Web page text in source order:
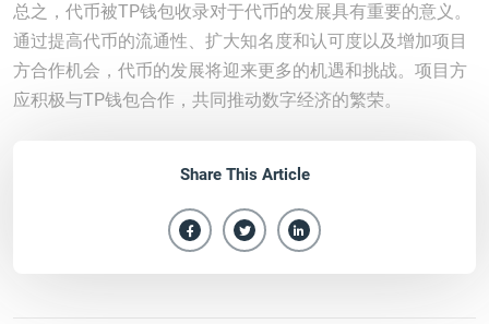
总之，代币被TP钱包收录对于代币的发展具有重要的意义。
通过提高代币的流通性、扩大知名度和认可度以及增加项目
方合作机会，代币的发展将迎来更多的机遇和挑战。项目方
应积极与TP钱包合作，共同推动数字经济的繁荣。
Share This Article